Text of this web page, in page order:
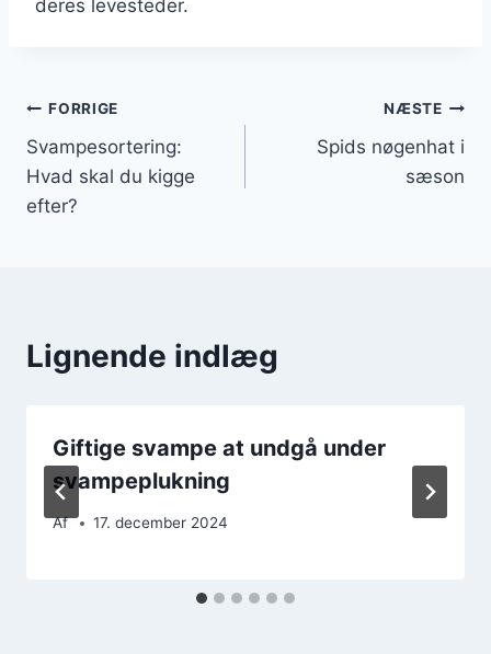
deres levesteder.
Indlægsnavigation
FORRIGE
Svampesortering:
Hvad skal du kigge
efter?
NÆSTE
Spids nøgenhat i
sæson
Lignende indlæg
Giftige svampe at undgå under
svampeplukning
Af 17. december 2024